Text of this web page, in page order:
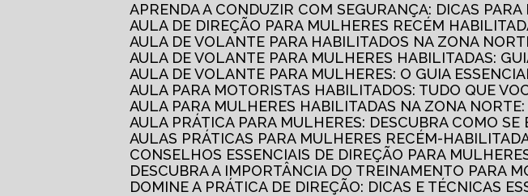
APRENDA A CONDUZIR COM SEGURANÇA: DICAS
AULA DE DIREÇÃO PARA MULHERES RECÉM
AULA DE VOLANTE PARA HABILITADOS NA ZONA
AULA DE VOLANTE PARA MULHERES HABILITADAS:
AULA DE VOLANTE PARA MULHERES: O GUIA
AULA PARA MOTORISTAS HABILITADOS: TUDO QUE
AULA PARA MULHERES HABILITADAS NA ZONA
AULA PRÁTICA PARA MULHERES: DESCUBRA COMO SE
AULAS PRÁTICAS PARA MULHERES RECÉM-
CONSELHOS ESSENCIAIS DE DIREÇÃO PARA
DESCUBRA A IMPORTÂNCIA DO TREINAMENTO PARA
DOMINE A PRÁTICA DE DIREÇÃO: DICAS E TÉCNICAS